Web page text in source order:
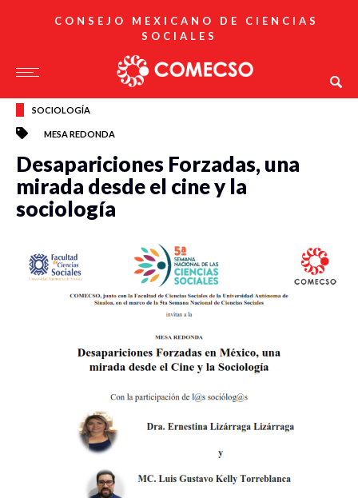
CONSEJO MEXICANO DE CIENCIAS
SOCIALES
SOCIOLOGÍA
MESA REDONDA
Desapariciones Forzadas, una
mirada desde el cine y la
sociología